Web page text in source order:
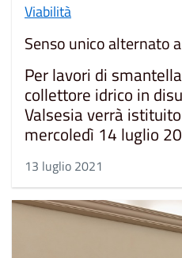
Viabilità
Senso unico alternato
Per lavori di
collettore idrico in
Valsesia verrà
mercoledì 14 luglio
13 luglio 2021